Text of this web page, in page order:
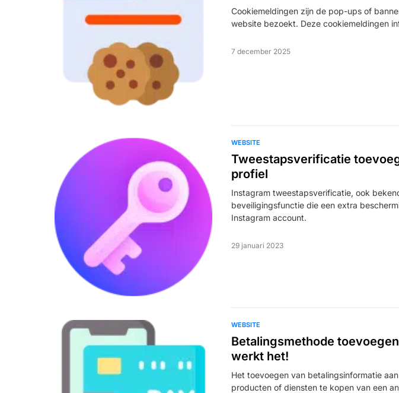
Cookiemeldingen zijn de pop-ups of
website bezoekt. Deze cookiemeldingen
7 december 2025
WEBSITE
Tweestapsverificatie
profiel
Instagram tweestapsverificatie, ook
beveiligingsfunctie die een extra
Instagram account.
29 januari 2023
WEBSITE
Betalingsmethode
werkt het!
Het toevoegen van betalingsinformatie
producten of diensten te kopen van een